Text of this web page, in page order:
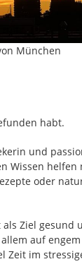
München
habt.
und
Wissen
oder
Ziel
auf
Zeit im